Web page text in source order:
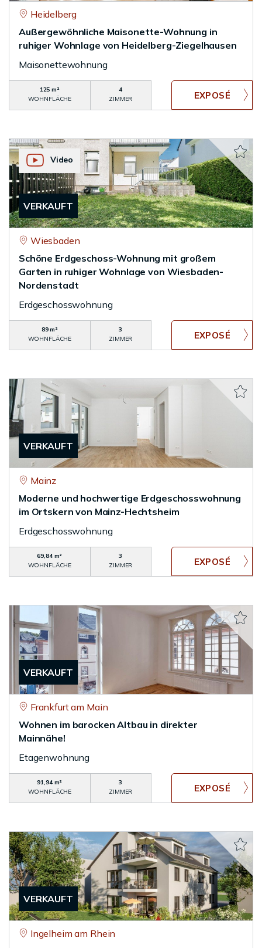
Heidelberg
Außergewöhnliche Maisonette-Wohnung in
ruhiger Wohnlage von Heidelberg-Ziegelhausen
Maisonettewohnung
125 m²
WOHNFLÄCHE
4
ZIMMER
VERKAUFT
Video
Wiesbaden
Schöne Erdgeschoss-Wohnung mit großem
Garten in ruhiger Wohnlage von Wiesbaden-
Nordenstadt
Erdgeschosswohnung
89 m²
WOHNFLÄCHE
3
ZIMMER
VERKAUFT
Mainz
Moderne und hochwertige Erdgeschosswohnung
im Ortskern von Mainz-Hechtsheim
Erdgeschosswohnung
69,84 m²
WOHNFLÄCHE
3
ZIMMER
VERKAUFT
Frankfurt am Main
Wohnen im barocken Altbau in direkter
Mainnähe!
Etagenwohnung
91,94 m²
WOHNFLÄCHE
3
ZIMMER
VERKAUFT
Ingelheim am Rhein